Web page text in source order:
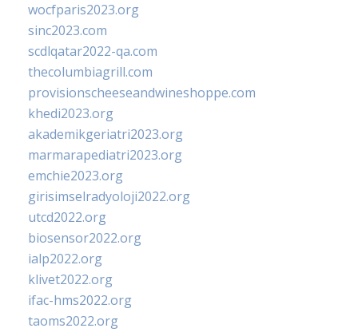
wocfparis2023.org
sinc2023.com
scdlqatar2022-qa.com
thecolumbiagrill.com
provisionscheeseandwineshoppe.com
khedi2023.org
akademikgeriatri2023.org
marmarapediatri2023.org
emchie2023.org
girisimselradyoloji2022.org
utcd2022.org
biosensor2022.org
ialp2022.org
klivet2022.org
ifac-hms2022.org
taoms2022.org